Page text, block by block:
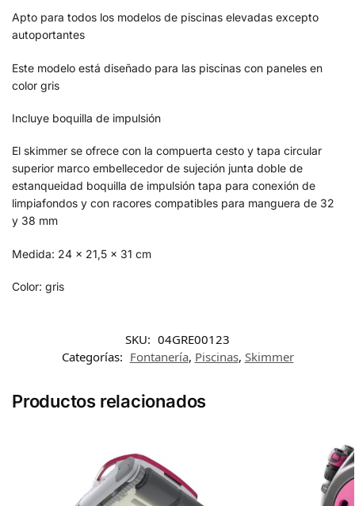
Apto para todos los modelos de piscinas elevadas excepto
autoportantes
Este modelo está diseñado para las piscinas con paneles en
color gris
Incluye boquilla de impulsión
El skimmer se ofrece con la compuerta cesto y tapa circular
superior marco embellecedor de sujeción junta doble de
estanqueidad boquilla de impulsión tapa para conexión de
limpiafondos y con racores compatibles para manguera de 32
y 38 mm
Medida: 24 x 21,5 x 31 cm
Color: gris
SKU: 04GRE00123
Categorías: Fontanería, Piscinas, Skimmer
Productos relacionados